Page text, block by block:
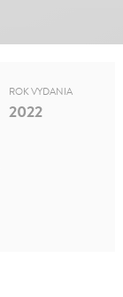
ROK VYDANIA
2022